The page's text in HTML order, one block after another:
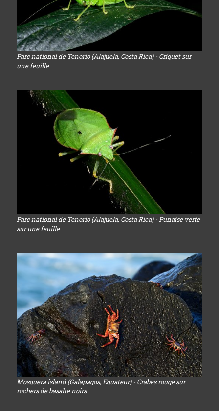
Parc national de Tenorio (Alajuela, Costa Rica) - Criquet sur
une feuille
Parc national de Tenorio (Alajuela, Costa Rica) - Punaise verte
sur une feuille
Mosquera island (Galapagos, Equateur) - Crabes rouge sur
rochers de basalte noirs